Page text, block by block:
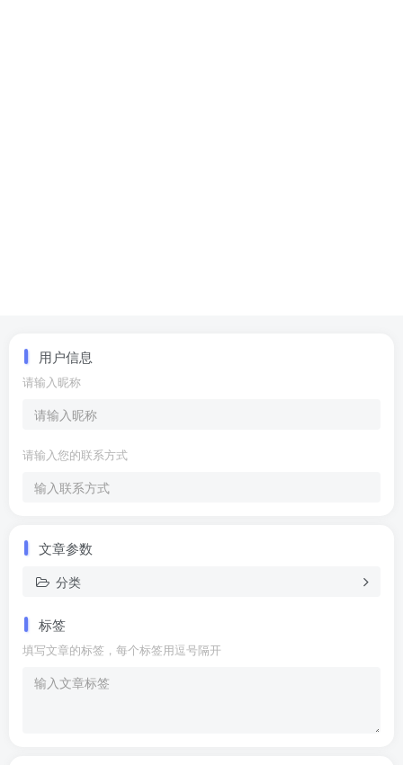
用户信息
请输入昵称
请输入您的联系方式
文章参数
分类
标签
填写文章的标签，每个标签用逗号隔开